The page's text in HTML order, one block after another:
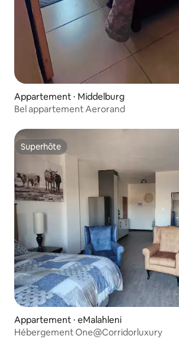
Appartement ⋅ Middelburg
Bel appartement Aerorand
Superhôte
Superhôte
Appartement ⋅ eMalahleni
Hébergement One@Corridorluxury